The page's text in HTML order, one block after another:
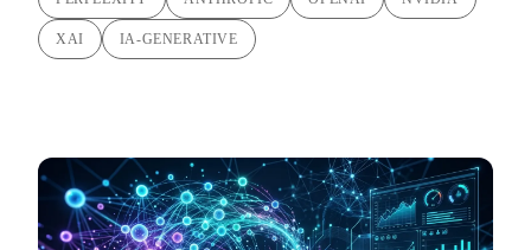
XAI IA-GENERATIVE